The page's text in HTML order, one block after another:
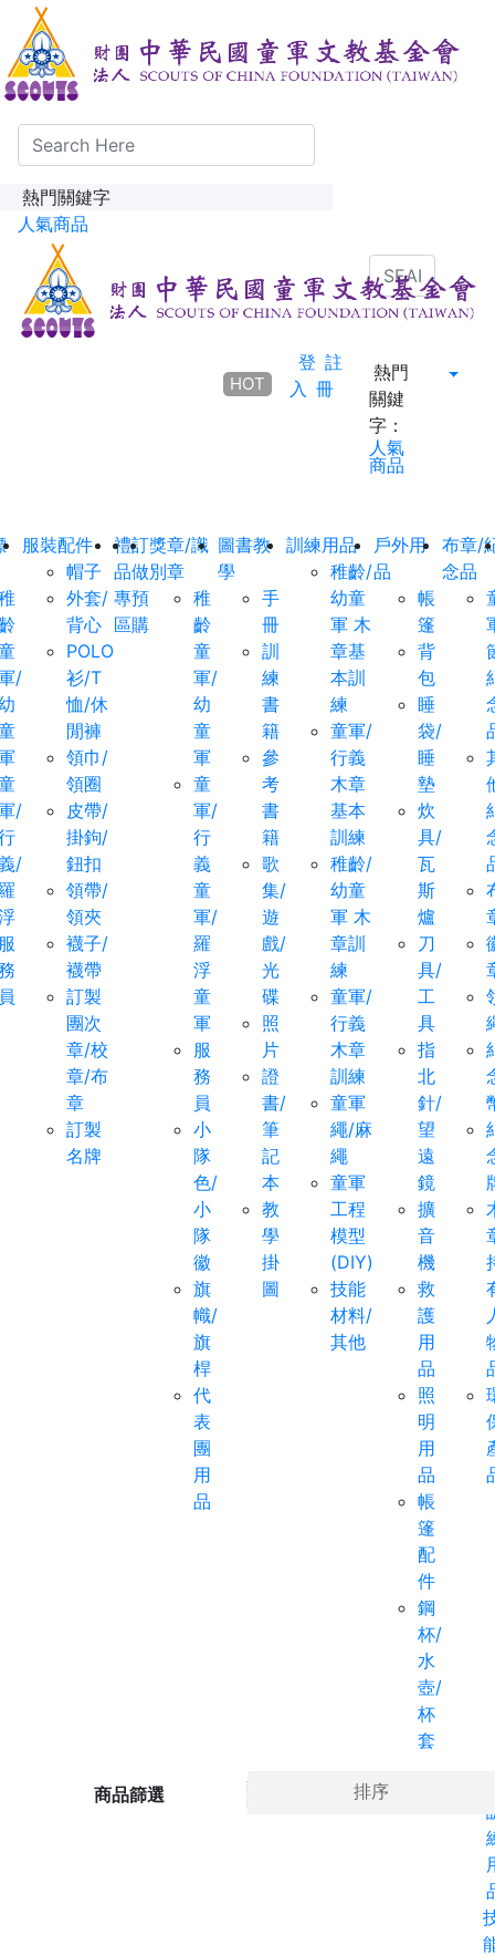
熱門關鍵字
人氣商品
HOT
登
入
註
冊
熱門
關鍵
字：
人氣
商品
/
/
/
服裝配件
帽子
外套/
背心
POLO
衫/T
恤/休
閒褲
領巾/
領圈
皮帶/
掛鉤/
鈕扣
領帶/
領夾
襪子/
襪帶
訂製
團次
章/校
章/布
章
訂製
名牌
禮
品
專
區
訂
做
預
購
獎章/識
別章
稚
齡
童
軍/
幼
童
軍
童
軍/
行
義
童
軍/
羅
浮
童
軍
服
務
員
小
隊
色/
小
隊
徽
旗
幟/
旗
桿
代
表
團
用
品
圖書教
學
手
冊
訓
練
書
籍
參
考
書
籍
歌
集/
遊
戲/
光
碟
照
片
證
書/
筆
記
本
教
學
掛
圖
訓練用品
稚齡/
幼童
軍 木
章基
本訓
練
童軍/
行義
木章
基本
訓練
稚齡/
幼童
軍 木
章訓
練
童軍/
行義
木章
訓練
童軍
繩/麻
繩
童軍
工程
模型
(DIY)
技能
材料/
其他
戶外用
品
帳
篷
背
包
睡
袋/
睡
墊
炊
具/
瓦
斯
爐
刀
具/
工
具
指
北
針/
望
遠
鏡
擴
音
機
救
護
用
品
照
明
用
品
帳
篷
配
件
鋼
杯/
水
壺/
杯
套
布章/
念品
商品篩選 排序